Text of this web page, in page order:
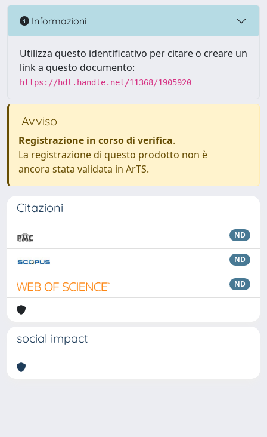
Informazioni
Utilizza questo identificativo per citare o creare un
link a questo documento:
https://hdl.handle.net/11368/1905920
Avviso
Registrazione in corso di verifica.
La registrazione di questo prodotto non è
ancora stata validata in ArTS.
Citazioni
ND
ND
ND
social impact